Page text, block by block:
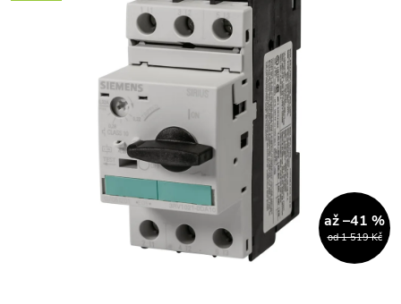
od 1 519 Kč
až –41 %